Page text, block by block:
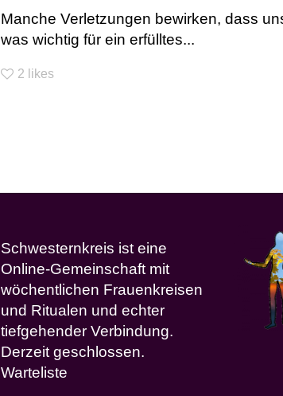
Manche Verletzungen bewirken, dass
was wichtig für ein erfülltes...
2 likes
Schwesternkreis ist eine
Online-Gemeinschaft mit
wöchentlichen Frauenkreisen
und Ritualen und echter
tiefgehender Verbindung.
Derzeit geschlossen.
Warteliste